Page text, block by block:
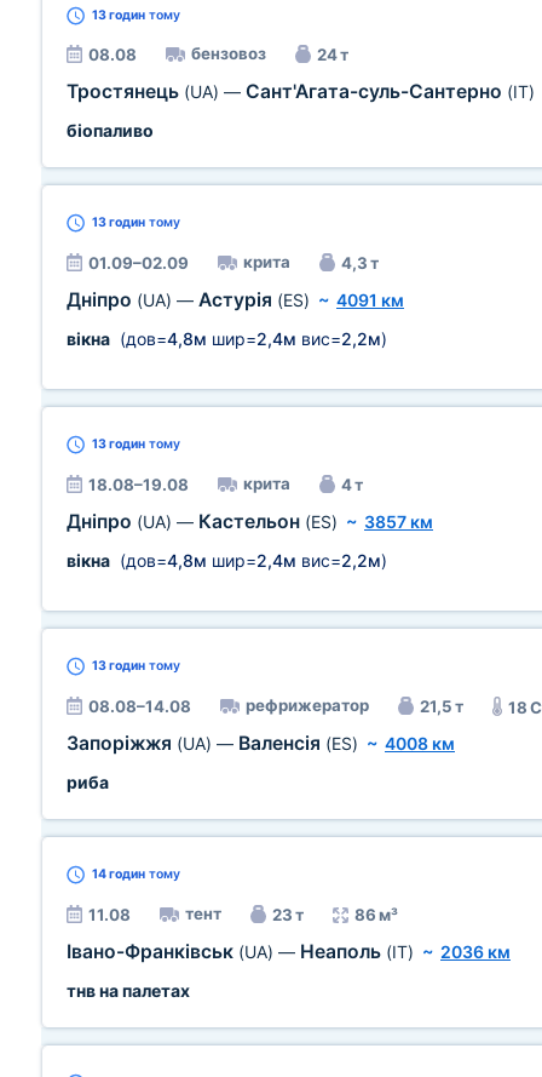
13 годин тому
08.08 бензовоз 24 т
Тростянець (UA) — Сант'Агата-суль-Сантерно (IT)
біопаливо
13 годин тому
01.09–02.09 крита 4,3 т
Дніпро (UA) — Астурія (ES) ~ 4091 км
вікна (дов=4,8м шир=2,4м вис=2,2м)
13 годин тому
18.08–19.08 крита 4 т
Дніпро (UA) — Кастельон (ES) ~ 3857 км
вікна (дов=4,8м шир=2,4м вис=2,2м)
13 годин тому
08.08–14.08 рефрижератор 21,5 т 18
Запоріжжя (UA) — Валенсія (ES) ~ 4008 км
риба
14 годин тому
11.08 тент 23 т 86 м³
Івано-Франківськ (UA) — Неаполь (IT) ~ 2036 км
тнв на палетах